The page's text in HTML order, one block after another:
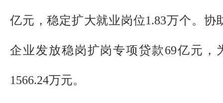
亿元，稳定扩大就业岗位1.83万个。协
企业发放稳岗扩岗专项贷款69亿元，
1566.24万元。